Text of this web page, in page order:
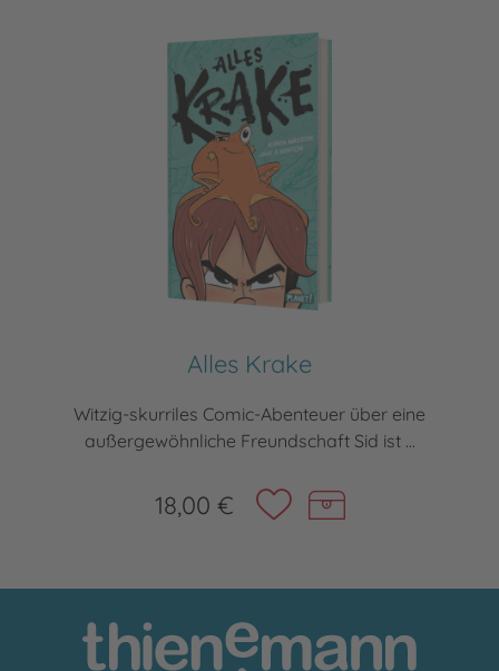
Alles Krake
Witzig-skurriles Comic-Abenteuer über eine
außergewöhnliche Freundschaft Sid ist ...
18,00 €